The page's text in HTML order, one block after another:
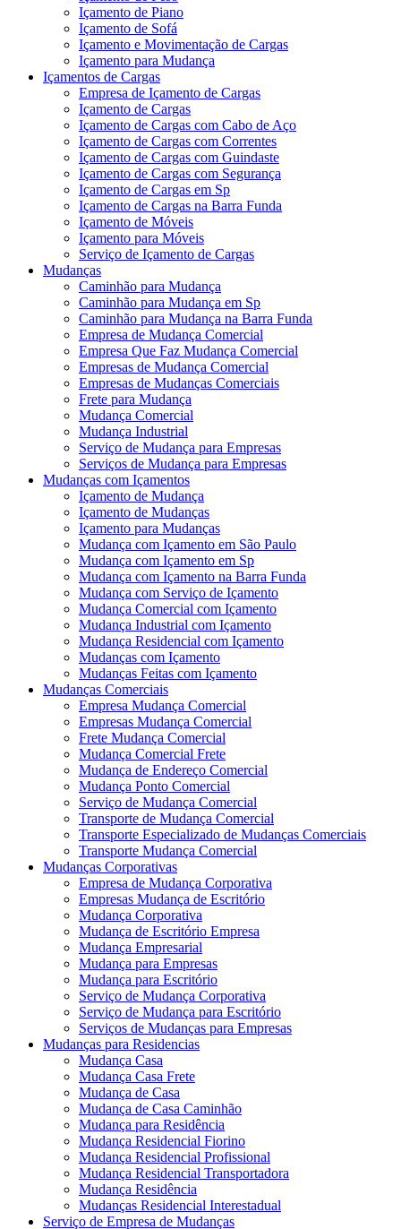
Içamento de Piano
Içamento de Sofá
Içamento e Movimentação de Cargas
Içamento para Mudança
Içamentos de Cargas
Empresa de Içamento de Cargas
Içamento de Cargas
Içamento de Cargas com Cabo de Aço
Içamento de Cargas com Correntes
Içamento de Cargas com Guindaste
Içamento de Cargas com Segurança
Içamento de Cargas em Sp
Içamento de Cargas na Barra Funda
Içamento de Móveis
Içamento para Móveis
Serviço de Içamento de Cargas
Mudanças
Caminhão para Mudança
Caminhão para Mudança em Sp
Caminhão para Mudança na Barra Funda
Empresa de Mudança Comercial
Empresa Que Faz Mudança Comercial
Empresas de Mudança Comercial
Empresas de Mudanças Comerciais
Frete para Mudança
Mudança Comercial
Mudança Industrial
Serviço de Mudança para Empresas
Serviços de Mudança para Empresas
Mudanças com Içamentos
Içamento de Mudança
Içamento de Mudanças
Içamento para Mudanças
Mudança com Içamento em São Paulo
Mudança com Içamento em Sp
Mudança com Içamento na Barra Funda
Mudança com Serviço de Içamento
Mudança Comercial com Içamento
Mudança Industrial com Içamento
Mudança Residencial com Içamento
Mudanças com Içamento
Mudanças Feitas com Içamento
Mudanças Comerciais
Empresa Mudança Comercial
Empresas Mudança Comercial
Frete Mudança Comercial
Mudança Comercial Frete
Mudança de Endereço Comercial
Mudança Ponto Comercial
Serviço de Mudança Comercial
Transporte de Mudança Comercial
Transporte Especializado de Mudanças Comerciais
Transporte Mudança Comercial
Mudanças Corporativas
Empresa de Mudança Corporativa
Empresas Mudança de Escritório
Mudança Corporativa
Mudança de Escritório Empresa
Mudança Empresarial
Mudança para Empresas
Mudança para Escritório
Serviço de Mudança Corporativa
Serviço de Mudança para Escritório
Serviços de Mudanças para Empresas
Mudanças para Residencias
Mudança Casa
Mudança Casa Frete
Mudança de Casa
Mudança de Casa Caminhão
Mudança para Residência
Mudança Residencial Fiorino
Mudança Residencial Profissional
Mudança Residencial Transportadora
Mudança Residência
Mudanças Residencial Interestadual
Serviço de Empresa de Mudanças